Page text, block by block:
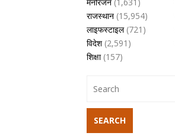
राजस्थान (15,954)
लाइफस्टाइल(721)
विदेश(2,591)
शिक्षा(157)